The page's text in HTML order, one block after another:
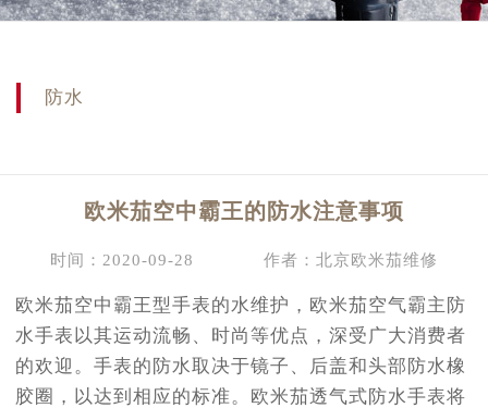
防水
欧米茄空中霸王的防水注意事项
时间：2020-09-28 作者：北京欧米茄维修
欧米茄空中霸王型手表的水维护，欧米茄空气霸主防
水手表以其运动流畅、时尚等优点，深受广大消费者
的欢迎。手表的防水取决于镜子、后盖和头部防水橡
胶圈，以达到相应的标准。欧米茄透气式防水手表将